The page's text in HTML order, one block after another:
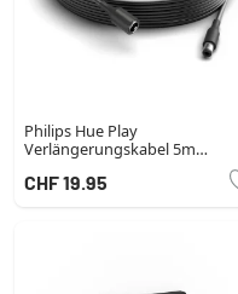
Philips Hue Play
Verlängerungskabel 5m
CHF 19.95